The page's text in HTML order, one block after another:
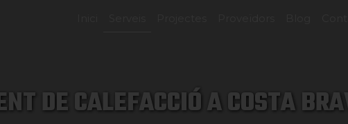
DE CALEFACCIÓ A COSTA